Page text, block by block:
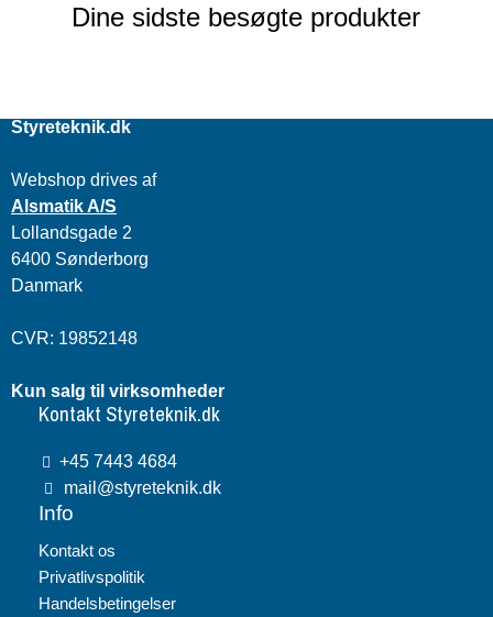
Dine sidste besøgte produkter
Styreteknik.dk
Webshop drives af
Alsmatik A/S
Lollandsgade 2
6400 Sønderborg
Danmark
CVR: 19852148
Kun salg til virksomheder
Kontakt Styreteknik.dk
+45 7443 4684
mail@styreteknik.dk
Info
Kontakt os
Privatlivspolitik
Handelsbetingelser